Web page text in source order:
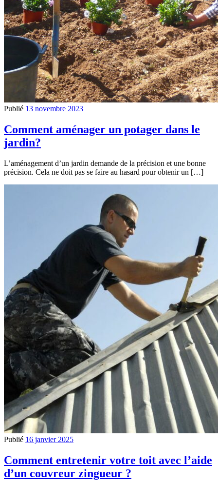
Publié 13 novembre 2023
Comment aménager un potager dans le
jardin?
L’aménagement d’un jardin demande de la précision et une bonne
précision. Cela ne doit pas se faire au hasard pour obtenir un […]
Publié 16 janvier 2025
Comment entretenir votre toit avec l’aide
d’un couvreur zingueur ?